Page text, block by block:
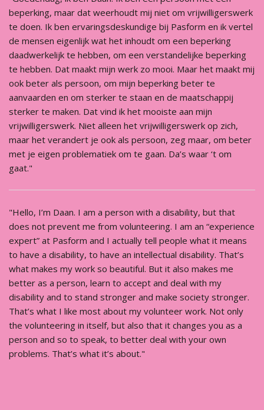
beperking, maar dat weerhoudt mij niet om vrijwilligerswerk
te doen. Ik ben ervaringsdeskundige bij Pasform en ik vertel
de mensen eigenlijk wat het inhoudt om een beperking
daadwerkelijk te hebben, om een verstandelijke beperking
te hebben. Dat maakt mijn werk zo mooi. Maar het maakt mij
ook beter als persoon, om mijn beperking beter te
aanvaarden en om sterker te staan en de maatschappij
sterker te maken. Dat vind ik het mooiste aan mijn
vrijwilligerswerk. Niet alleen het vrijwilligerswerk op zich,
maar het verandert je ook als persoon, zeg maar, om beter
met je eigen problematiek om te gaan. Da’s waar ‘t om
gaat."
"Hello, I’m Daan. I am a person with a disability, but that
does not prevent me from volunteering. I am an “experience
expert” at Pasform and I actually tell people what it means
to have a disability, to have an intellectual disability. That’s
what makes my work so beautiful. But it also makes me
better as a person, learn to accept and deal with my
disability and to stand stronger and make society stronger.
That’s what I like most about my volunteer work. Not only
the volunteering in itself, but also that it changes you as a
person and so to speak, to better deal with your own
problems. That’s what it’s about."